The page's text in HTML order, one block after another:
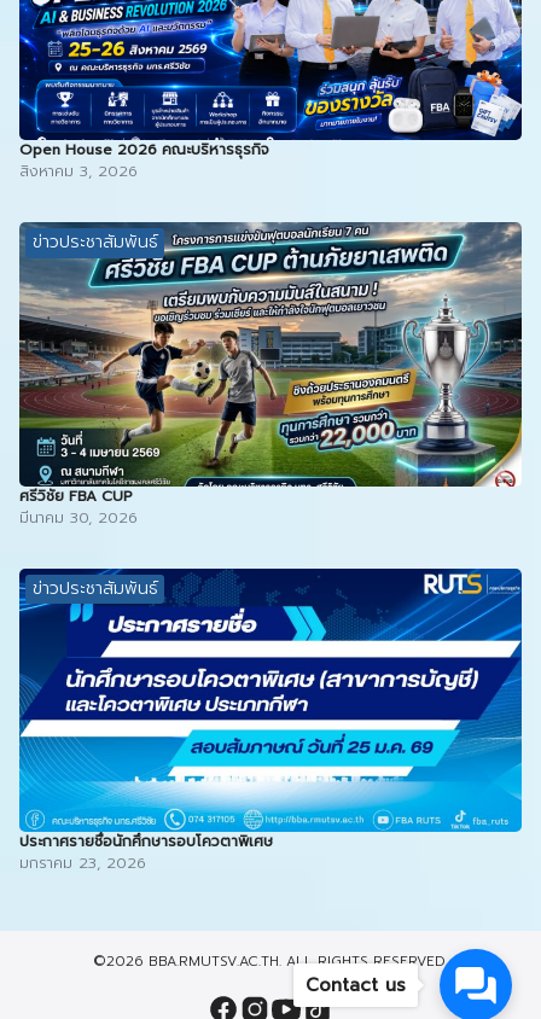
Open House 2026 คณะบริหารธุรกิจ
สิงหาคม 3, 2026
ข่าวประชาสัมพันธ์
ศรีวิชัย FBA CUP
มีนาคม 30, 2026
ข่าวประชาสัมพันธ์
ประกาศรายชื่อนักศึกษารอบโควตาพิเศษ
มกราคม 23, 2026
©2026 BBA.RMUTSV.AC.TH. ALL RIGHTS RESERVED.
Contact us